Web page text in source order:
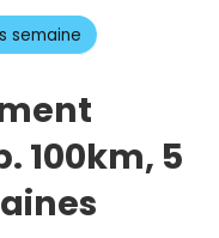
semaine
100km, 5